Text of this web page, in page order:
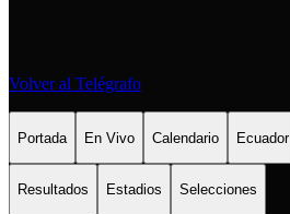
Volver al Telégrafo
Portada En Vivo Calendario Ecuador
Resultados Estadios Selecciones